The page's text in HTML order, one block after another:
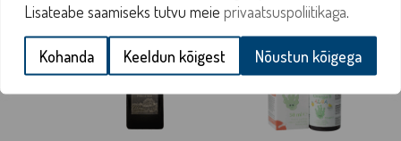
Lisateabe saamiseks tutvu meie privaatsuspoliitikaga
Kohanda Keeldun kõigest Nõustun kõigega